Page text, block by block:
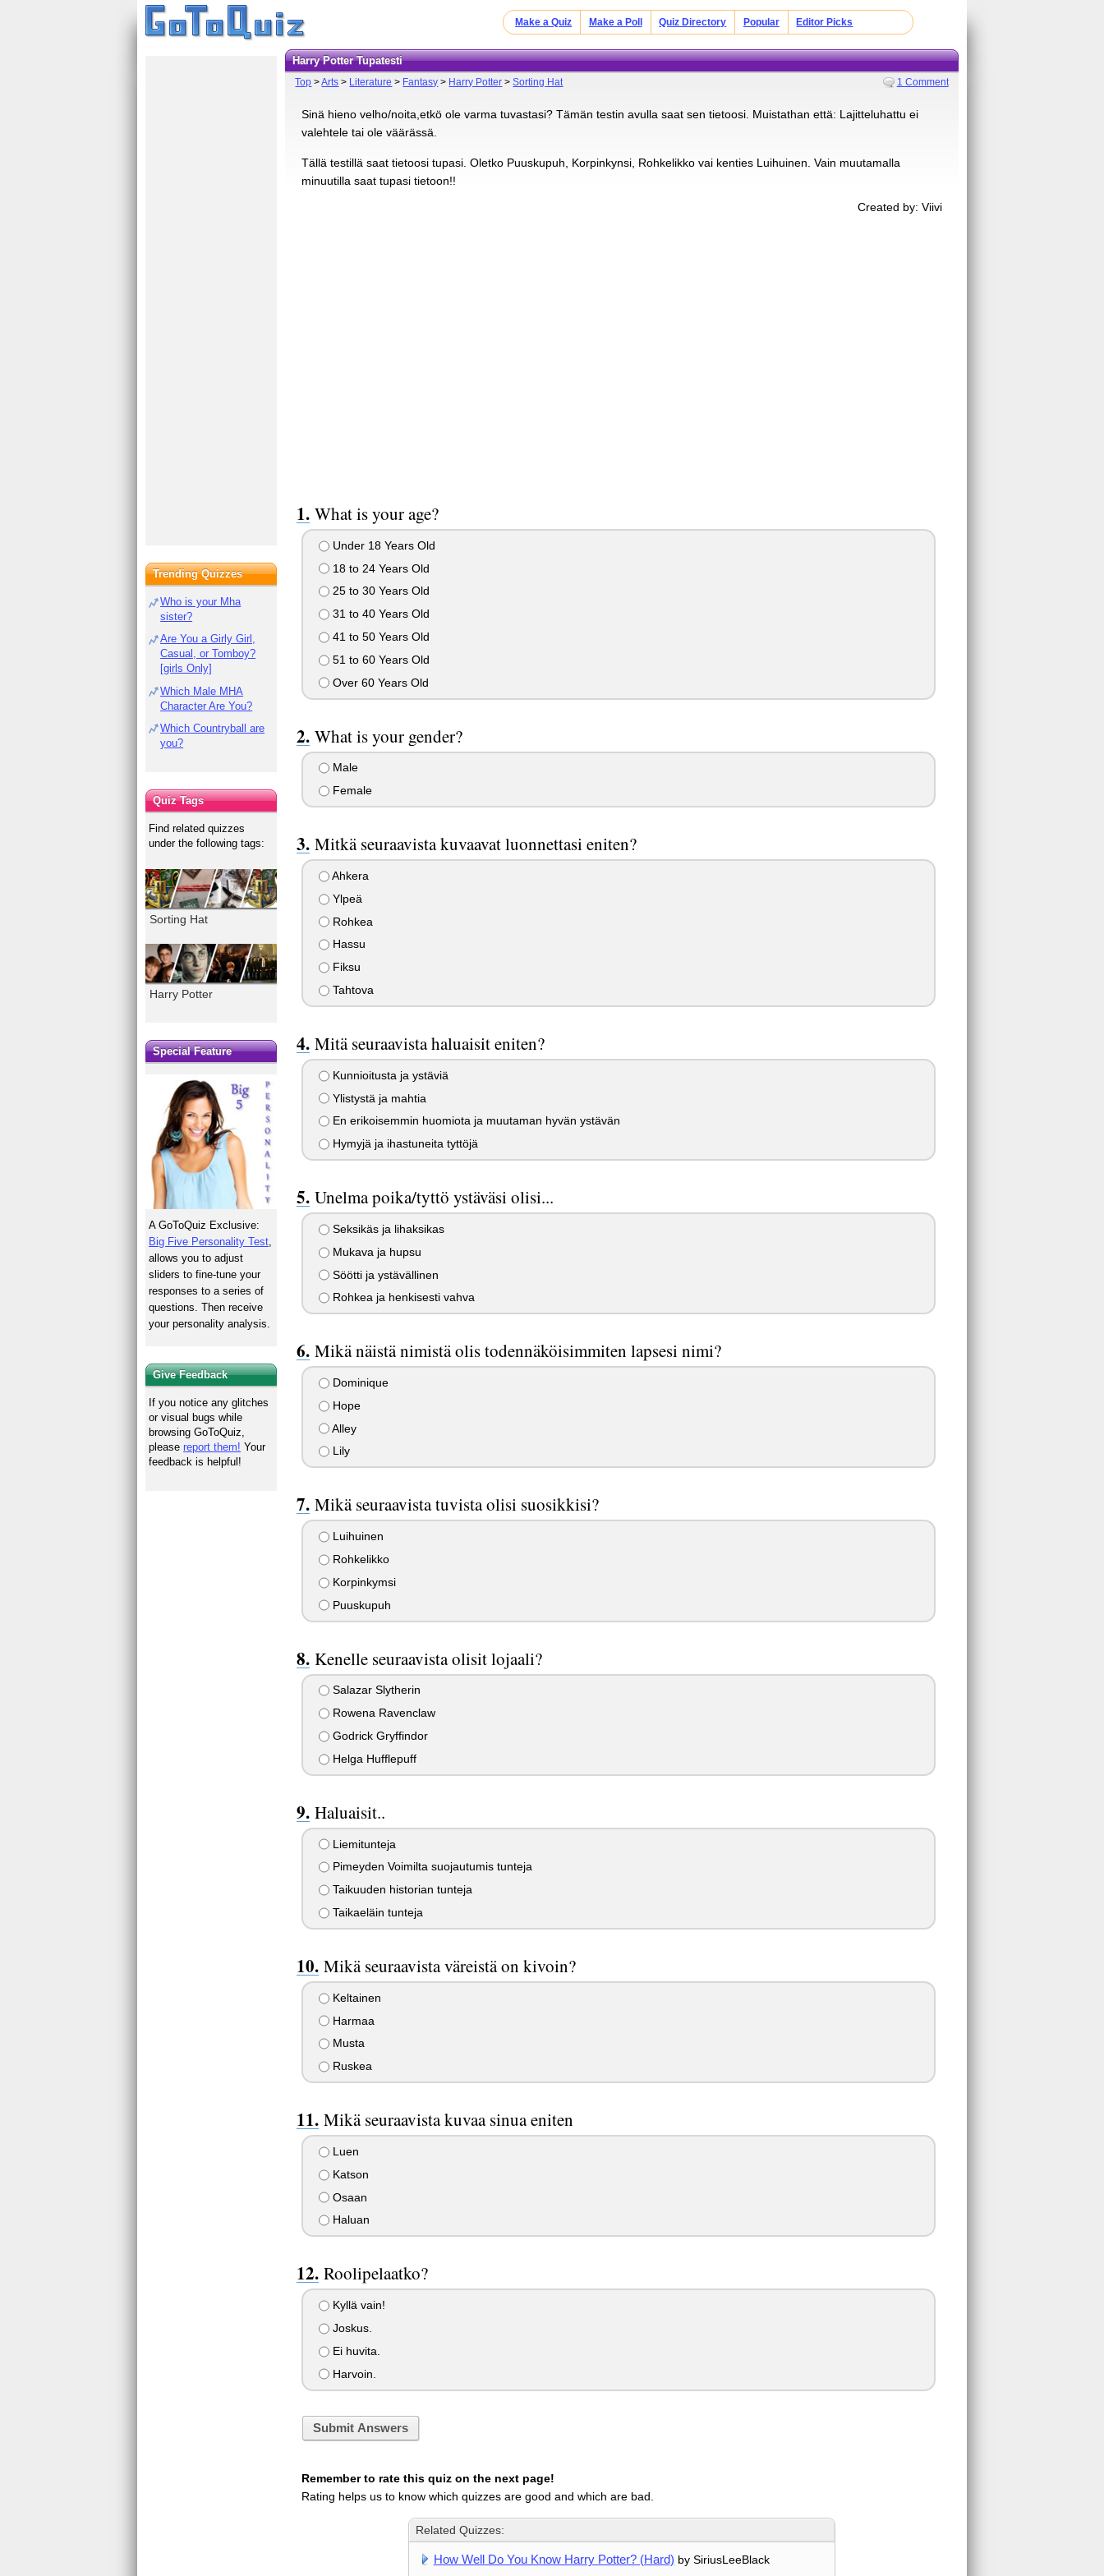
Make a Quiz Make a Poll Quiz Directory Popular Editor Picks
Harry Potter Tupatesti
Top >Arts > Literature > Fantasy > Harry Potter >Sorting Hat 1 Comment
Sinä hieno velho/noita,etkö ole varma tuvastasi? Tämän testin avulla saat sen tietoosi. Muistathan että: Lajitteluhattu ei
valehtele tai ole väärässä.
Tällä testillä saat tietoosi tupasi. Oletko Puuskupuh, Korpinkynsi, Rohkelikko vai kenties Luihuinen. Vain muutamalla
minuutilla saat tupasi tietoon!!
Created by: Viivi
What is your age?
Under 18 Years Old
18 to 24 Years Old
25 to 30 Years Old
31 to 40 Years Old
41 to 50 Years Old
51 to 60 Years Old
Over 60 Years Old
What is your gender?
Male
Female
Mitkä seuraavista kuvaavat luonnettasi eniten?
Ahkera
Ylpeä
Rohkea
Hassu
Fiksu
Tahtova
Mitä seuraavista haluaisit eniten?
Kunnioitusta ja ystäviä
Ylistystä ja mahtia
En erikoisemmin huomiota ja muutaman hyvän ystävän
Hymyjä ja ihastuneita tyttöjä
Unelma poika/tyttö ystäväsi olisi...
Seksikäs ja lihaksikas
Mukava ja hupsu
Söötti ja ystävällinen
Rohkea ja henkisesti vahva
Mikä näistä nimistä olis todennäköisimmiten lapsesi nimi?
Dominique
Hope
Alley
Lily
Mikä seuraavista tuvista olisi suosikkisi?
Luihuinen
Rohkelikko
Korpinkymsi
Puuskupuh
Kenelle seuraavista olisit lojaali?
Salazar Slytherin
Rowena Ravenclaw
Godrick Gryffindor
Helga Hufflepuff
Haluaisit..
Liemitunteja
Pimeyden Voimilta suojautumis tunteja
Taikuuden historian tunteja
Taikaeläin tunteja
Mikä seuraavista väreistä on kivoin?
Keltainen
Harmaa
Musta
Ruskea
Mikä seuraavista kuvaa sinua eniten
Luen
Katson
Osaan
Haluan
Roolipelaatko?
Kyllä vain!
Joskus.
Ei huvita.
Harvoin.
Submit Answers
Remember to rate this quiz on the next page!
Rating helps us to know which quizzes are good and which are bad.
Related Quizzes:
How Well Do You Know Harry Potter? (Hard) by SiriusLeeBlack
Trending Quizzes
Who is your Mha
sister?
Are You a Girly Girl,
Casual, or Tomboy?
[girls Only]
Which Male MHA
Character Are You?
Which Countryball are
you?
Quiz Tags
Find related quizzes
under the following tags:
Sorting Hat
Harry Potter
Special Feature
A GoToQuiz Exclusive:
Big Five Personality Test
allows you to adjust
sliders to fine-tune your
responses to a series of
questions. Then receive
your personality analysis.
Give Feedback
If you notice any glitches
or visual bugs while
browsing GoToQuiz,
pleasereport them! Your
feedback is helpful!